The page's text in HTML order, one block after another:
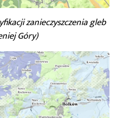
zanieczyszczenia gleb
Góry)